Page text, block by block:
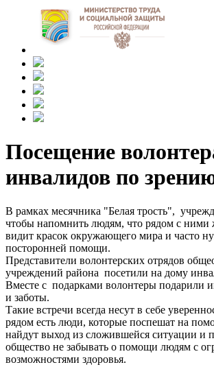
Посещение
инвалидов по
В рамках месячника "Белая трость",
чтобы напомнить людям, что рядом с ними
видит красок окружающего мира и часто
посторонней помощи.
Представители волонтерских отрядов
учреждений района посетили на дому
Вместе с подарками волонтеры подарили
и заботы.
Такие встречи всегда несут в себе
рядом есть люди, которые поспешат на
найдут выход из сложившейся ситуации и
общество не забывать о помощи людям с
возможностями здоровья.